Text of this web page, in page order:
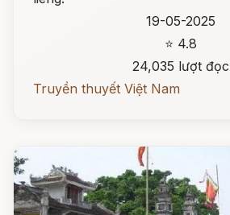
19-05-2025
⭐ 4.8
24,035 lượt đọc
Truyền thuyết Việt Nam